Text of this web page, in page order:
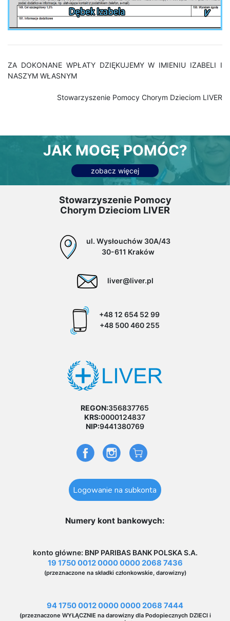
ZA DOKONANE WPŁATY DZIĘKUJEMY W IMIENIU IZABELI I
NASZYM WŁASNYM
Stowarzyszenie Pomocy Chorym Dzieciom LIVER
JAK MOGĘ POMÓC?
zobacz więcej
Stowarzyszenie Pomocy
Chorym Dzieciom LIVER
ul. Wysłouchów 30A/43
30-611 Kraków
liver@liver.pl
+48 12 654 52 99
+48 500 460 255
REGON:356837765
KRS:0000124837
NIP:9441380769
Logowanie na subkonta
Numery kont bankowych:
konto główne: BNP PARIBAS BANK POLSKA S.A.
19 1750 0012 0000 0000 2068 7436
(przeznaczone na składki członkowskie, darowizny)
94 1750 0012 0000 0000 2068 7444
(przeznaczone WYŁĄCZNIE na darowizny dla Podopiecznych DZIECI i